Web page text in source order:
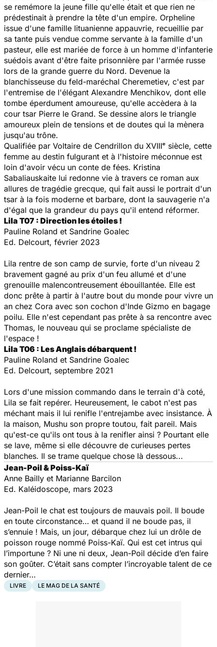
se remémore la jeune fille qu'elle était et que rien ne
prédestinait à prendre la tête d'un empire. Orpheline
issue d'une famille lituanienne appauvrie, recueillie par
sa tante puis vendue comme servante à la famille d'un
pasteur, elle est mariée de force à un homme d'infanterie
suédois avant d'être faite prisonnière par l'armée russe
lors de la grande guerre du Nord. Devenue la
blanchisseuse du feld-maréchal Cheremetiev, c'est par
l'entremise de l'élégant Alexandre Menchikov, dont elle
tombe éperdument amoureuse, qu'elle accèdera à la
cour tsar Pierre le Grand. Se dessine alors le triangle
amoureux plein de tensions et de doutes qui la mènera
jusqu'au trône.
Qualifiée par Voltaire de Cendrillon du XVIIIᵉ siècle, cette
femme au destin fulgurant et à l'histoire méconnue est
loin d'avoir vécu un conte de fées. Kristina
Sabaliauskaite lui redonne vie à travers ce roman aux
allures de tragédie grecque, qui fait aussi le portrait d'un
tsar à la fois moderne et barbare, dont la sauvagerie n'a
d'égal que la grandeur du pays qu'il entend réformer.
Lila T07 : Direction les étoiles !
Pauline Roland et Sandrine Goalec
Ed. Delcourt, février 2023
Lila rentre de son camp de survie, forte d'un niveau 2
bravement gagné au prix d'un feu allumé et d'une
grenouille malencontreusement ébouillantée. Elle est
donc prête à partir à l'autre bout du monde pour vivre un
an chez Cora avec son cochon d'Inde Gizmo en bagage
poilu. Elle n'est cependant pas prête à sa rencontre avec
Thomas, le nouveau qui se proclame spécialiste de
l'espace !
Lila T06 : Les Anglais débarquent !
Pauline Roland et Sandrine Goalec
Ed. Delcourt, septembre 2021
Lors d'une mission commando dans le terrain d'à coté,
Lila se fait repérer. Heureusement, le cabot n'est pas
méchant mais il lui renifle l'entrejambe avec insistance. À
la maison, Mushu son propre toutou, fait pareil. Mais
qu'est-ce qu'ils ont tous à la renifler ainsi ? Pourtant elle
se lave, même si elle découvre de curieuses pertes
blanches. Il se trame quelque chose là dessous...
Jean-Poil & Poiss-Kaï
Anne Bailly et Marianne Barcilon
Ed. Kaléidoscope, mars 2023
Jean-Poil le chat est toujours de mauvais poil. Il boude
en toute circonstance… et quand il ne boude pas, il
s’ennuie ! Mais, un jour, débarque chez lui un drôle de
poisson rouge nommé Poiss-Kaï. Qui est cet intrus qui
l’importune ? Ni une ni deux, Jean-Poil décide d’en faire
son goûter. C’était sans compter l’incroyable talent de ce
dernier…
LIVRE LE MAG DE LA SANTÉ